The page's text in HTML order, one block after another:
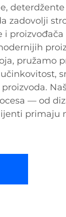
zadovolji
proizvođača
pružamo
— od
primaju